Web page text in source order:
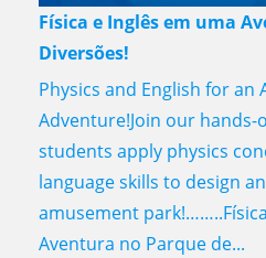
Física e Inglês em uma
Diversões!
Physics and English for an
Adventure!Join our
students apply physics
language skills to design
amusement
Aventura no Parque de...